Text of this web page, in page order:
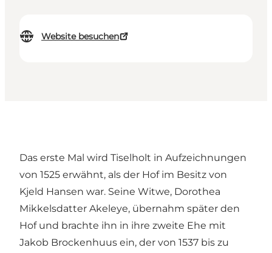
Website besuchen
Das erste Mal wird Tiselholt in Aufzeichnungen
von 1525 erwähnt, als der Hof im Besitz von
Kjeld Hansen war. Seine Witwe, Dorothea
Mikkelsdatter Akeleye, übernahm später den
Hof und brachte ihn in ihre zweite Ehe mit
Jakob Brockenhuus ein, der von 1537 bis zu